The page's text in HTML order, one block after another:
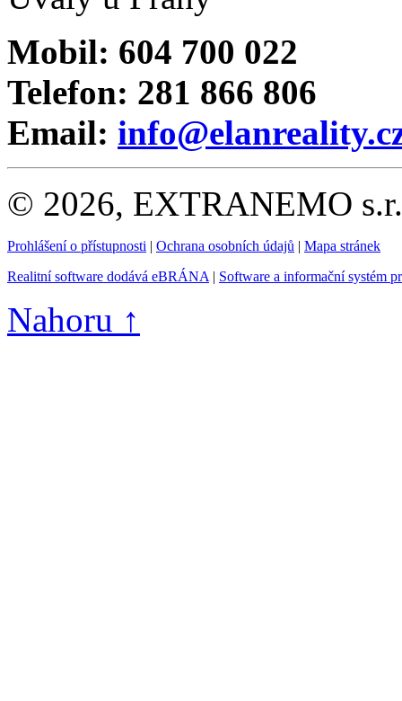
Mobil: 604 700 022
Telefon: 281 866 806
Email:
© 2026, EXTRANEMO
Prohlášení o přístupnosti | Ochrana osobních údajů | Mapa stránek
Realitní software dodává eBRÁNA | Software a informační systém
Nahoru ↑